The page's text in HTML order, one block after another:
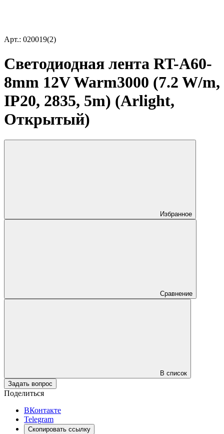
Арт.: 020019(2)
Светодиодная лента RT-A60-
8mm 12V Warm3000 (7.2 W/m,
IP20, 2835, 5m) (Arlight,
Открытый)
Избранное
Сравнение
В список
Задать вопрос
Поделиться
ВКонтакте
Telegram
Скопировать ссылку